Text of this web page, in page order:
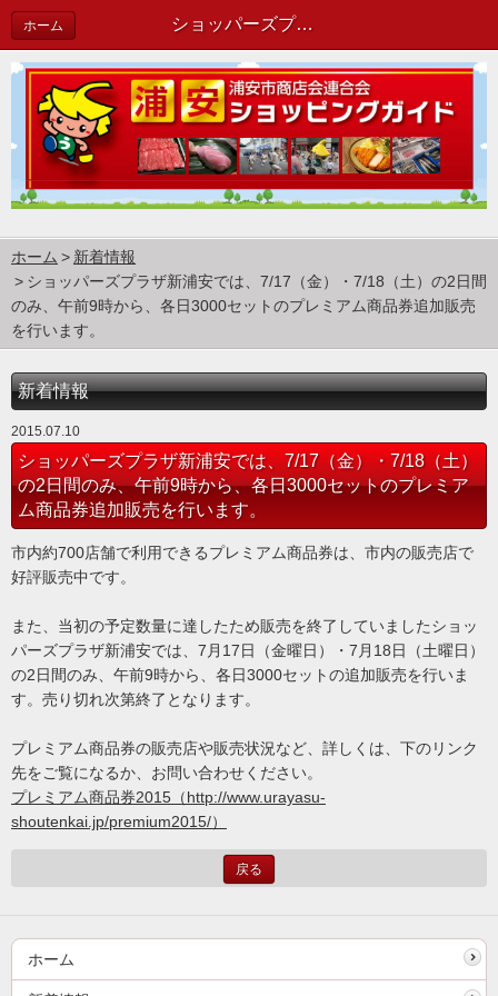
ショッパーズプラザ新浦安では、7/17（金）・7/18（土）の2日間のみ、午前9時から、各日3000セットのプレミアム商品券追加販売を行います。 | 新着情報
ホーム
ホーム
新着情報
ショッパーズプラザ新浦安では、7/17（金）・7/18（土）の2日間
のみ、午前9時から、各日3000セットのプレミアム商品券追加販売
を行います。
新着情報
2015.07.10
ショッパーズプラザ新浦安では、7/17（金）・7/18（土）
の2日間のみ、午前9時から、各日3000セットのプレミア
ム商品券追加販売を行います。
市内約700店舗で利用できるプレミアム商品券は、市内の販売店で
好評販売中です。
また、当初の予定数量に達したため販売を終了していましたショッ
パーズプラザ新浦安では、7月17日（金曜日）・7月18日（土曜日）
の2日間のみ、午前9時から、各日3000セットの追加販売を行いま
す。売り切れ次第終了となります。
プレミアム商品券の販売店や販売状況など、詳しくは、下のリンク
先をご覧になるか、お問い合わせください。
プレミアム商品券2015（http://www.urayasu-
shoutenkai.jp/premium2015/）
戻る
ホーム